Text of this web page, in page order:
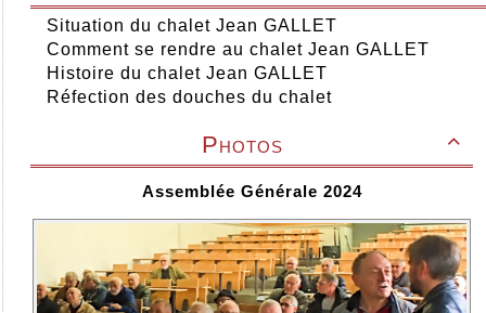
Situation du chalet Jean GALLET
Comment se rendre au chalet Jean GALLET
Histoire du chalet Jean GALLET
Réfection des douches du chalet

Photos
Assemblée Générale 2024